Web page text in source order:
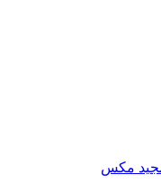
مکس